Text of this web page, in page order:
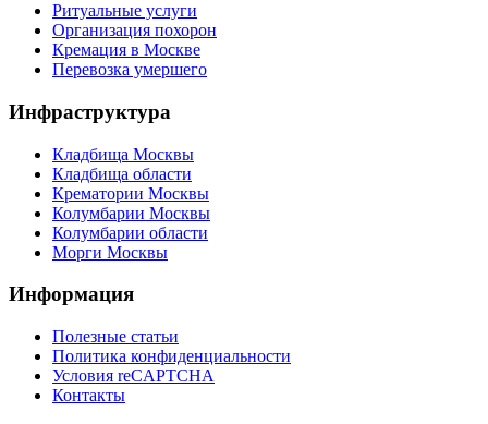
Ритуальные услуги
Организация похорон
Кремация в Москве
Перевозка умершего
Инфраструктура
Кладбища Москвы
Кладбища области
Крематории Москвы
Колумбарии Москвы
Колумбарии области
Морги Москвы
Информация
Полезные статьи
Политика конфиденциальности
Условия reCAPTCHA
Контакты